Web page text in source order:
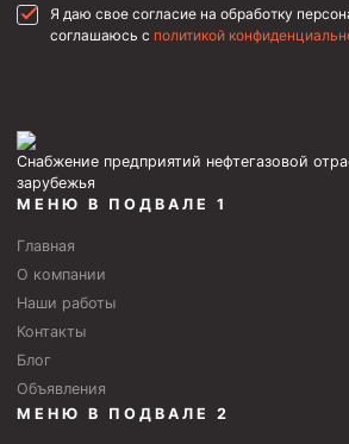
Муфта ОТТГ 114
высокого давления
Задвижки буровые
Буровые насосы
Противовыбросовое оборудование
Системы верхнего привода (СВП)
Буровые установки
Я даю свое согласие на обработку
соглашаюсь с политикой
Снабжение предприятий нефтегазовой
зарубежья
МЕНЮ В ПОДВАЛЕ 1
Главная
О компании
Наши работы
Контакты
Блог
Объявления
МЕНЮ В ПОДВАЛЕ 2